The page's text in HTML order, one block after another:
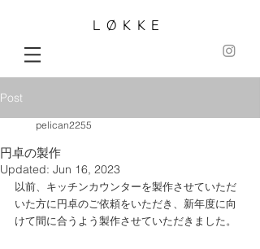
LØKKE
Post
円卓の製作
pelican2255
Updated: Jun 16, 2023
以前、キッチンカウンターを製作させていただ
いた方に円卓のご依頼をいただき、新年度に向
けて間に合うよう製作させていただきました。